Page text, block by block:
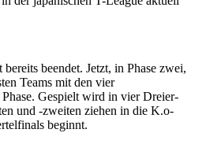
beendet. Jetzt, in Phase zwei,
Teams mit den vier
Gespielt wird in vier Dreier-
und -zweiten ziehen in die K.o-
beginnt.